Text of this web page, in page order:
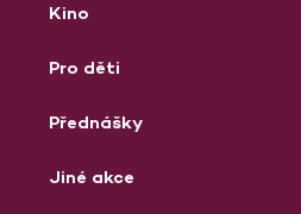
Kino
Pro děti
Přednášky
Jiné akce